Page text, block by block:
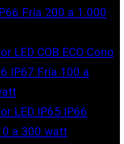
Fría 200 a 1.000
LED COB ECO Cono
IP67 Fría 100 a
LED IP65 IP66
a 300 watt